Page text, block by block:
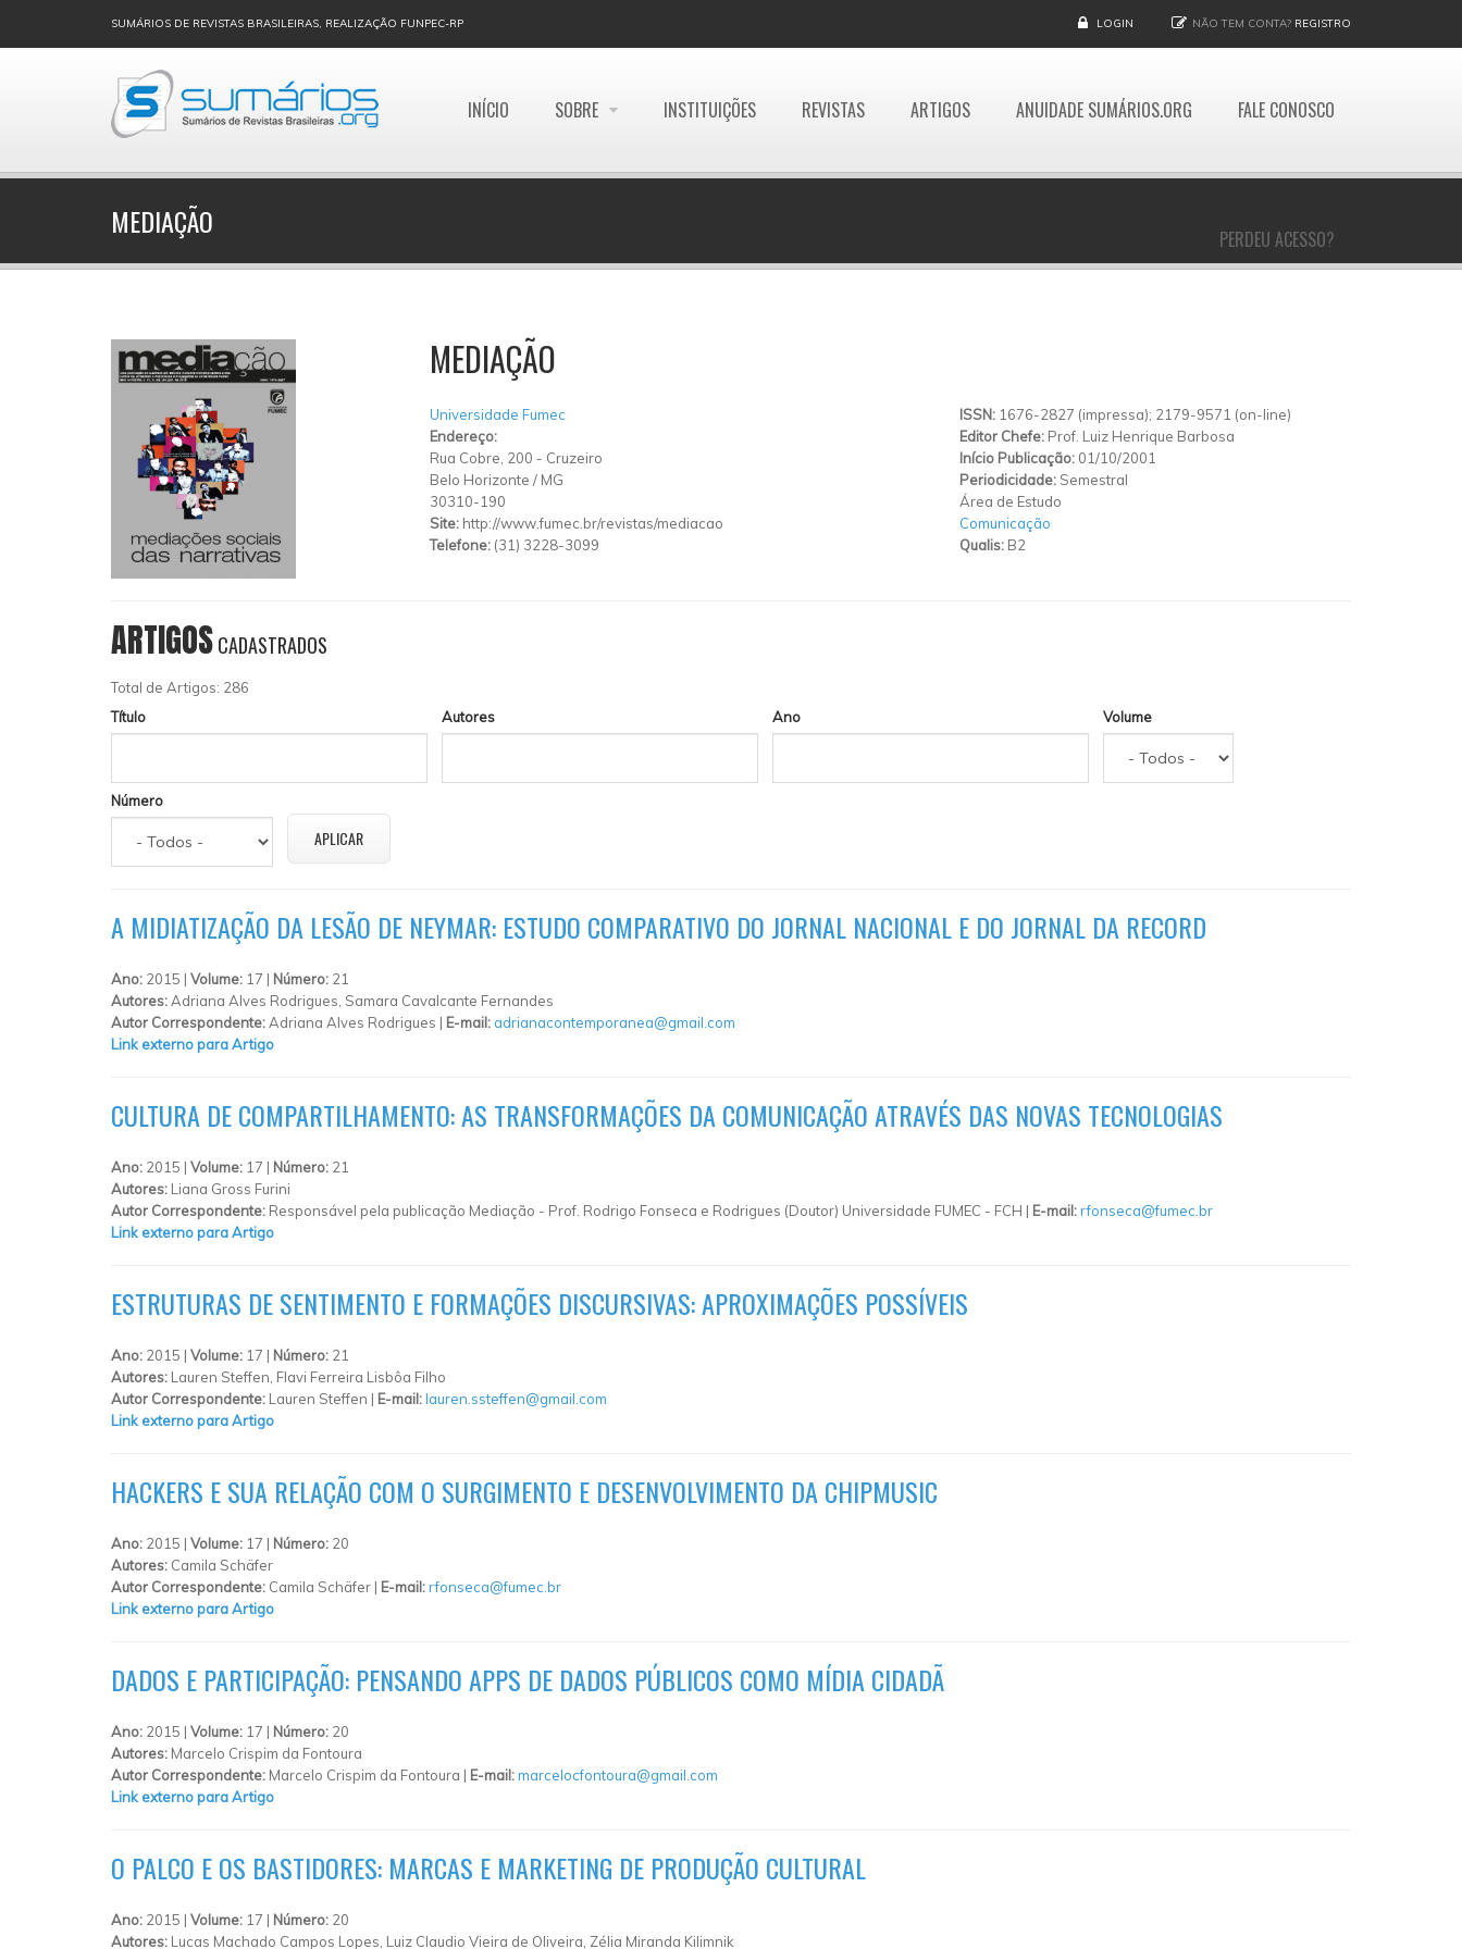
SUMÁRIOS DE REVISTAS BRASILEIRAS, REALIZAÇÃO FUNPEC-RP LOGIN NÃO TEM CONTA? REGISTRO
INÍCIO SOBRE INSTITUIÇÕES REVISTAS ARTIGOS ANUIDADE SUMÁRIOS.ORG FALE CONOSCO
PERDEU ACESSO?
MEDIAÇÃO
MEDIAÇÃO
Universidade Fumec
Endereço:
Rua Cobre, 200 - Cruzeiro
Belo Horizonte / MG
30310-190
Site: http://www.fumec.br/revistas/mediacao
Telefone: (31) 3228-3099
ISSN: 1676-2827 (impressa); 2179-9571 (on-line)
Editor Chefe: Prof. Luiz Henrique Barbosa
Início Publicação: 01/10/2001
Periodicidade: Semestral
Área de Estudo
Comunicação
Qualis: B2
ARTIGOSCADASTRADOS
Total de Artigos: 286
Título
Autores Ano Volume
Número
A MIDIATIZAÇÃO DA LESÃO DE NEYMAR: ESTUDO COMPARATIVO DO JORNAL NACIONAL E DO JORNAL DA RECORD
Ano: 2015 | Volume: 17 | Número: 21
Autores:Adriana Alves Rodrigues, Samara Cavalcante Fernandes
Autor Correspondente:Adriana Alves Rodrigues | E-mail: adrianacontemporanea@gmail.com
Link externo para Artigo
CULTURA DE COMPARTILHAMENTO: AS TRANSFORMAÇÕES DA COMUNICAÇÃO ATRAVÉS DAS NOVAS TECNOLOGIAS
Ano: 2015 | Volume: 17 | Número: 21
Autores: Liana Gross Furini
Autor Correspondente: Responsável pela publicação Mediação - Prof. Rodrigo Fonseca e Rodrigues (Doutor) Universidade FUMEC - FCH | E-mail:rfonseca@fumec.br
Link externo para Artigo
ESTRUTURAS DE SENTIMENTO E FORMAÇÕES DISCURSIVAS: APROXIMAÇÕES POSSÍVEIS
Ano: 2015 | Volume: 17 | Número: 21
Autores: Lauren Steffen, Flavi Ferreira Lisbôa Filho
Autor Correspondente: Lauren Steffen | E-mail:lauren.ssteffen@gmail.com
Link externo para Artigo
HACKERS E SUA RELAÇÃO COM O SURGIMENTO E DESENVOLVIMENTO DA CHIPMUSIC
Ano: 2015 | Volume: 17 | Número: 20
Autores: Camila Schäfer
Autor Correspondente: Camila Schäfer | E-mail:rfonseca@fumec.br
Link externo para Artigo
DADOS E PARTICIPAÇÃO: PENSANDO APPS DE DADOS PÚBLICOS COMO MÍDIA CIDADÃ
Ano: 2015 | Volume: 17 | Número: 20
Autores: Marcelo Crispim da Fontoura
Autor Correspondente: Marcelo Crispim da Fontoura | E-mail:marcelocfontoura@gmail.com
Link externo para Artigo
O PALCO E OS BASTIDORES: MARCAS E MARKETING DE PRODUÇÃO CULTURAL
Ano: 2015 | Volume: 17 | Número: 20
Autores: Lucas Machado Campos Lopes, Luiz Claudio Vieira de Oliveira, Zélia Miranda Kilimnik